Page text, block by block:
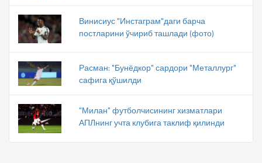
Винисиус "Инстаграм"даги барча
постларини ўчириб ташлади (фото)
Расман: "Бунёдкор" сардори "Металлург"
сафига қўшилди
"Милан" футболчисининг хизматлари
АПЛнинг учта клубига таклиф қилинди